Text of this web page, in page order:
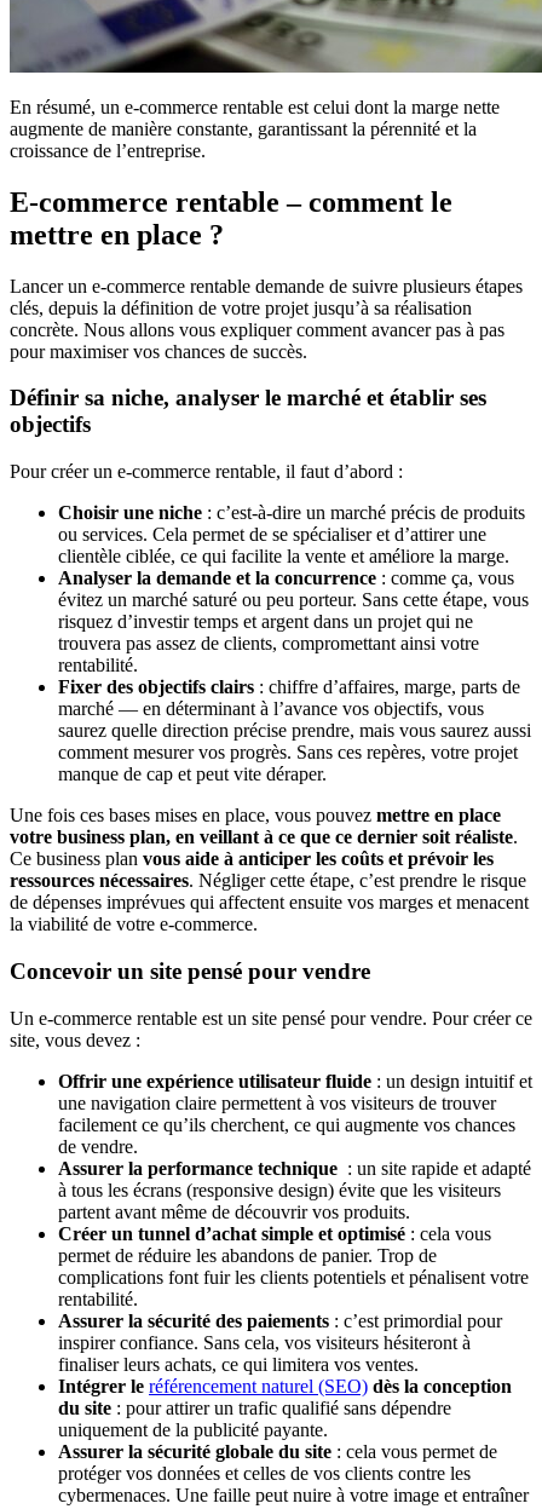
En résumé, un e-commerce rentable est celui dont la marge nette
augmente de manière constante, garantissant la pérennité et la
croissance de l’entreprise.
E-commerce rentable – comment le
mettre en place ?
Lancer un e-commerce rentable demande de suivre plusieurs étapes
clés, depuis la définition de votre projet jusqu’à sa réalisation
concrète. Nous allons vous expliquer comment avancer pas à pas
pour maximiser vos chances de succès.
Définir sa niche, analyser le marché et établir ses
objectifs
Pour créer un e-commerce rentable, il faut d’abord :
Choisir une niche : c’est-à-dire un marché précis de produits
ou services. Cela permet de se spécialiser et d’attirer une
clientèle ciblée, ce qui facilite la vente et améliore la marge.
Analyser la demande et la concurrence : comme ça, vous
évitez un marché saturé ou peu porteur. Sans cette étape, vous
risquez d’investir temps et argent dans un projet qui ne
trouvera pas assez de clients, compromettant ainsi votre
rentabilité.
Fixer des objectifs clairs : chiffre d’affaires, marge, parts de
marché — en déterminant à l’avance vos objectifs, vous
saurez quelle direction précise prendre, mais vous saurez aussi
comment mesurer vos progrès. Sans ces repères, votre projet
manque de cap et peut vite déraper.
Une fois ces bases mises en place, vous pouvez mettre en place
votre business plan, en veillant à ce que ce dernier soit réaliste.
Ce business plan vous aide à anticiper les coûts et prévoir les
ressources nécessaires. Négliger cette étape, c’est prendre le risque
de dépenses imprévues qui affectent ensuite vos marges et menacent
la viabilité de votre e-commerce.
Concevoir un site pensé pour vendre
Un e-commerce rentable est un site pensé pour vendre. Pour créer ce
site, vous devez :
Offrir une expérience utilisateur fluide : un design intuitif et
une navigation claire permettent à vos visiteurs de trouver
facilement ce qu’ils cherchent, ce qui augmente vos chances
de vendre.
Assurer la performance technique : un site rapide et adapté
à tous les écrans (responsive design) évite que les visiteurs
partent avant même de découvrir vos produits.
Créer un tunnel d’achat simple et optimisé : cela vous
permet de réduire les abandons de panier. Trop de
complications font fuir les clients potentiels et pénalisent votre
rentabilité.
Assurer la sécurité des paiements : c’est primordial pour
inspirer confiance. Sans cela, vos visiteurs hésiteront à
finaliser leurs achats, ce qui limitera vos ventes.
Intégrer le référencement naturel (SEO) dès la conception
du site : pour attirer un trafic qualifié sans dépendre
uniquement de la publicité payante.
Assurer la sécurité globale du site : cela vous permet de
protéger vos données et celles de vos clients contre les
cybermenaces. Une faille peut nuire à votre image et entraîner